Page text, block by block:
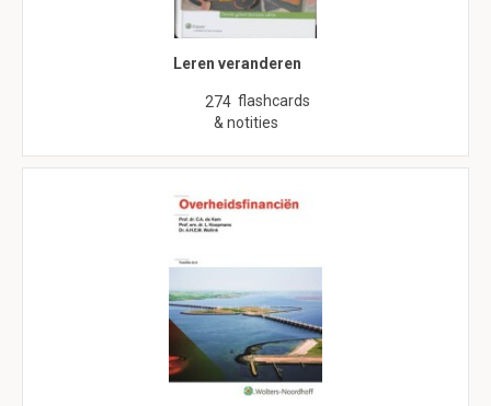
Leren veranderen
274 flashcards
& notities